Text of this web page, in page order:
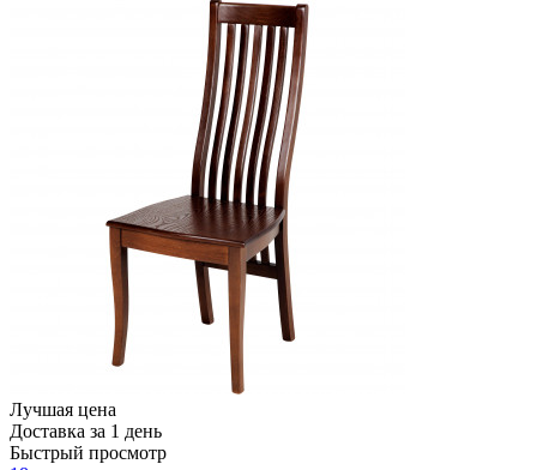
Лучшая цена
Доставка за 1 день
Быстрый просмотр